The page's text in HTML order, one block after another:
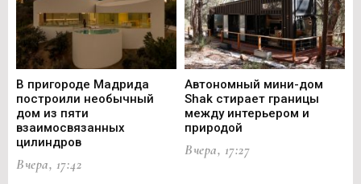
В пригороде Мадрида
построили необычный
дом из пяти
взаимосвязанных
цилиндров
Вчера, 17:42
Автономный мини-дом
Shak стирает границы
между интерьером и
природой
Вчера, 17:27